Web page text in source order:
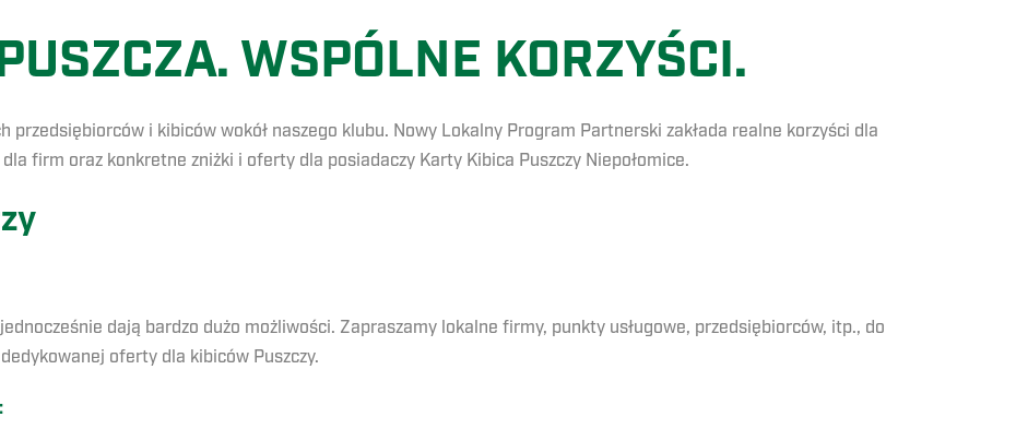
WSPÓLNE KORZYŚCI.
przedsiębiorców i kibiców wokół naszego klubu. Nowy Lokalny Program Partnerski zakłada realne korzyści dla
firm oraz konkretne zniżki i oferty dla posiadaczy Karty Kibica Puszczy Niepołomice.
dają bardzo dużo możliwości. Zapraszamy lokalne firmy, punkty usługowe, przedsiębiorców, itp., do
oferty dla kibiców Puszczy.